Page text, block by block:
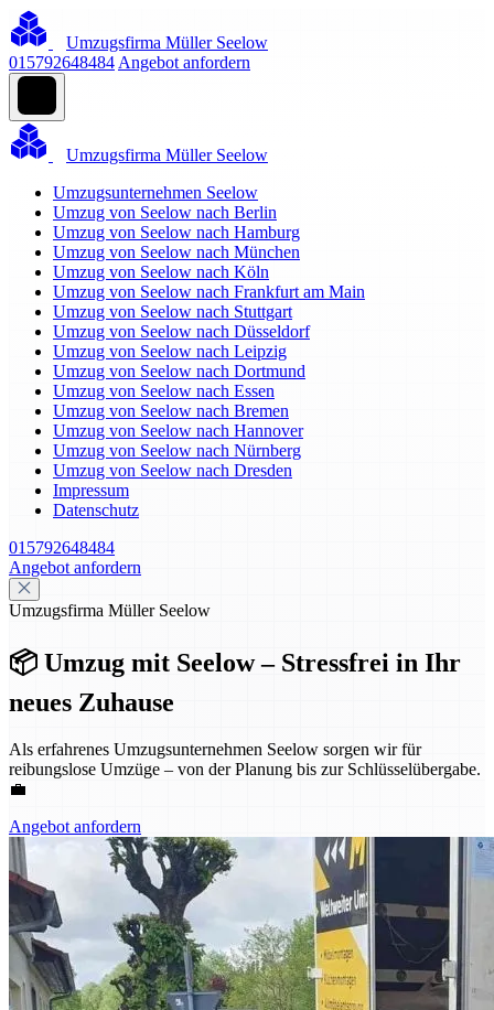
Umzugsfirma Müller Seelow
015792648484 Angebot anfordern
Umzugsfirma Müller Seelow
Umzugsunternehmen Seelow
Umzug von Seelow nach Berlin
Umzug von Seelow nach Hamburg
Umzug von Seelow nach München
Umzug von Seelow nach Köln
Umzug von Seelow nach Frankfurt am Main
Umzug von Seelow nach Stuttgart
Umzug von Seelow nach Düsseldorf
Umzug von Seelow nach Leipzig
Umzug von Seelow nach Dortmund
Umzug von Seelow nach Essen
Umzug von Seelow nach Bremen
Umzug von Seelow nach Hannover
Umzug von Seelow nach Nürnberg
Umzug von Seelow nach Dresden
Impressum
Datenschutz
015792648484
Angebot anfordern
Umzugsfirma Müller Seelow
📦 Umzug mit Seelow – Stressfrei in Ihr
neues Zuhause
Als erfahrenes Umzugsunternehmen Seelow sorgen wir für
reibungslose Umzüge – von der Planung bis zur Schlüsselübergabe.
💼
Angebot anfordern